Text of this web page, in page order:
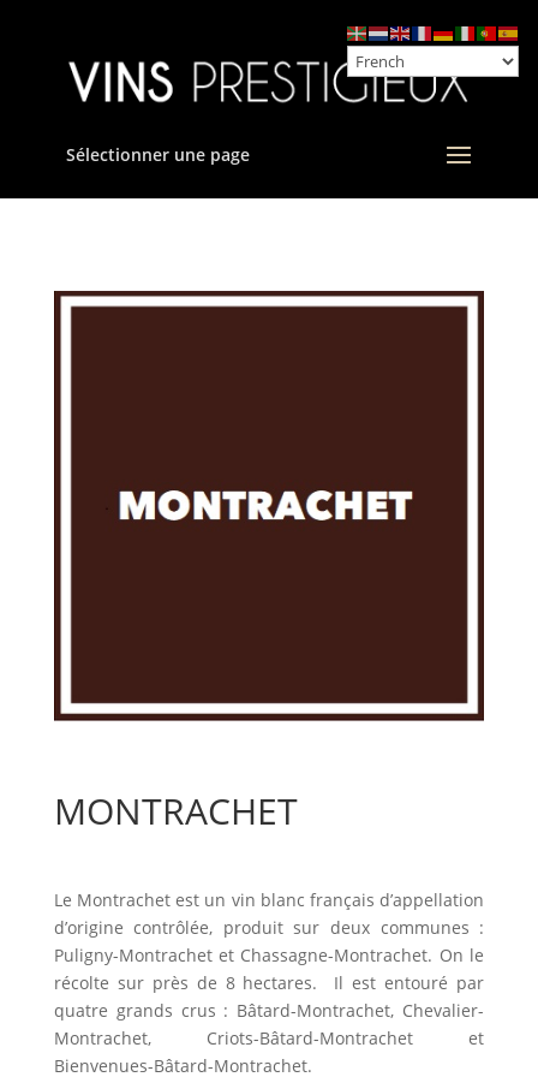
Sélectionner une page
MONTRACHET
Le Montrachet est un vin blanc français d’appellation
d’origine contrôlée, produit sur deux communes :
Puligny-Montrachet et Chassagne-Montrachet. On le
récolte sur près de 8 hectares. Il est entouré par
quatre grands crus : Bâtard-Montrachet, Chevalier-
Montrachet, Criots-Bâtard-Montrachet et
Bienvenues-Bâtard-Montrachet.